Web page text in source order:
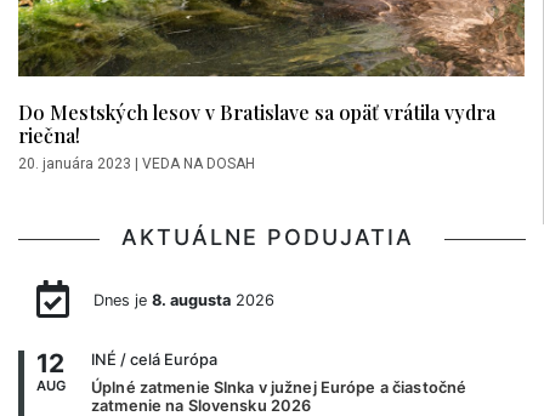
Do Mestských lesov v Bratislave sa opäť vrátila vydra
riečna!
20. januára 2023 VEDA NA DOSAH
AKTUÁLNE PODUJATIA
Dnes je 8. augusta2026
12
AUG
INÉ / celá Európa
Úplné zatmenie Slnka v južnej Európe a čiastočné
zatmenie na Slovensku 2026